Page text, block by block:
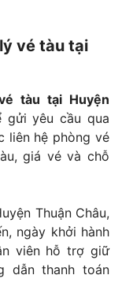
vé tàu tại
tàu tại Huyện
gửi yêu cầu qua
liên hệ phòng vé
giá vé và chỗ
Thuận Châu,
ngày khởi hành
viên hỗ trợ giữ
dẫn thanh toán